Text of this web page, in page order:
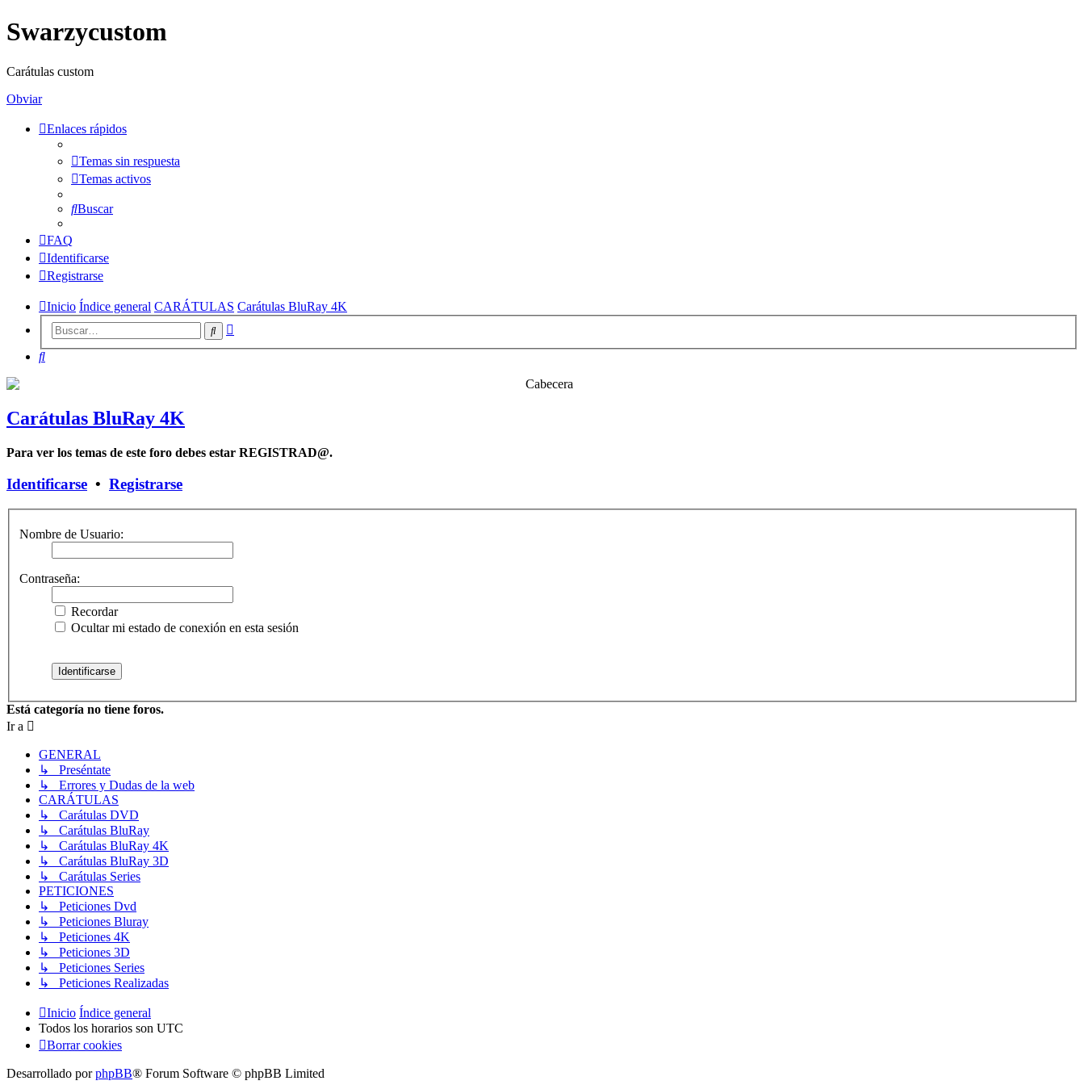
Swarzycustom
Carátulas custom
Obviar
Enlaces rápidos
Temas sin respuesta
Temas activos
Buscar
FAQ
Identificarse
Registrarse
Inicio Índice general CARÁTULAS Carátulas BluRay 4K
Buscar
Buscar
Carátulas BluRay 4K
Para ver los temas de este foro debes estar REGISTRAD@.
Identificarse • Registrarse
Nombre de Usuario:
Contraseña:
Recordar
Ocultar mi estado de conexión en esta sesión
Está categoría no tiene foros.
Ir a
GENERAL
↳ Preséntate
↳ Errores y Dudas de la web
CARÁTULAS
↳ Carátulas DVD
↳ Carátulas BluRay
↳ Carátulas BluRay 4K
↳ Carátulas BluRay 3D
↳ Carátulas Series
PETICIONES
↳ Peticiones Dvd
↳ Peticiones Bluray
↳ Peticiones 4K
↳ Peticiones 3D
↳ Peticiones Series
↳ Peticiones Realizadas
Inicio Índice general
Todos los horarios son UTC
Borrar cookies
Desarrollado porphpBB® Forum Software © phpBB Limited